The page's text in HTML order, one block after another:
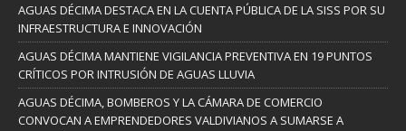
AGUAS DÉCIMA DESTACA EN LA CUENTA PÚBLICA DE LA SISS POR SU
INFRAESTRUCTURA E INNOVACIÓN
AGUAS DÉCIMA MANTIENE VIGILANCIA PREVENTIVA EN 19 PUNTOS
CRÍTICOS POR INTRUSIÓN DE AGUAS LLUVIA
AGUAS DÉCIMA, BOMBEROS Y LA CÁMARA DE COMERCIO
CONVOCAN A EMPRENDEDORES VALDIVIANOS A SUMARSE A